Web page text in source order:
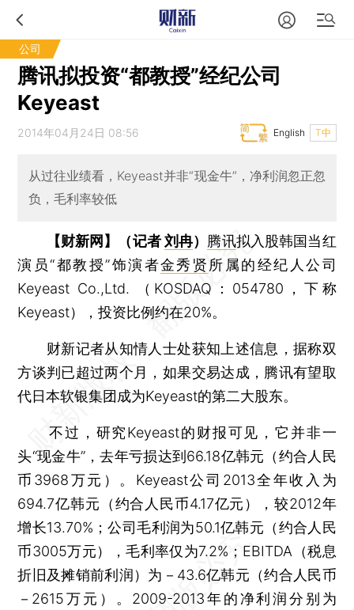
公司
腾讯拟投资“都教授”经纪公司
Keyeast
2014年04月24日 08:56 T中
English
从过往业绩看，Keyeast并非“现金牛”，净利润忽正忽
负，毛利率较低
【财新网】（记者刘冉） 腾讯拟入股韩国当红
演员“都教授”饰演者金秀贤 所属的经纪人公司
Keyeast Co.,Ltd. （KOSDAQ：054780，下称
Keyeast），投资比例约在20%。
财新记者从知情人士处获知上述信息，据称双
方谈判已超过两个月，如果交易达成，腾讯有望取
代日本软银集团成为Keyeast的第二大股东。
不过，研究Keyeast的财报可见，它并非一
头“现金牛”，去年亏损达到66.18亿韩元（约合人民
币3968万元）。Keyeast公司2013全年收入为
694.7亿韩元（约合人民币4.17亿元），较2012年
增长13.70%；公司毛利润为50.1亿韩元（约合人民
币3005万元），毛利率仅为7.2%；EBITDA（税息
折旧及摊销前利润）为－43.6亿韩元（约合人民币
－2615万元）。2009-2013年的净利润分别为